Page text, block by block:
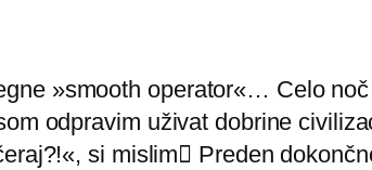
»smooth operator«… Celo
odpravim uživat dobrine
si mislim Preden